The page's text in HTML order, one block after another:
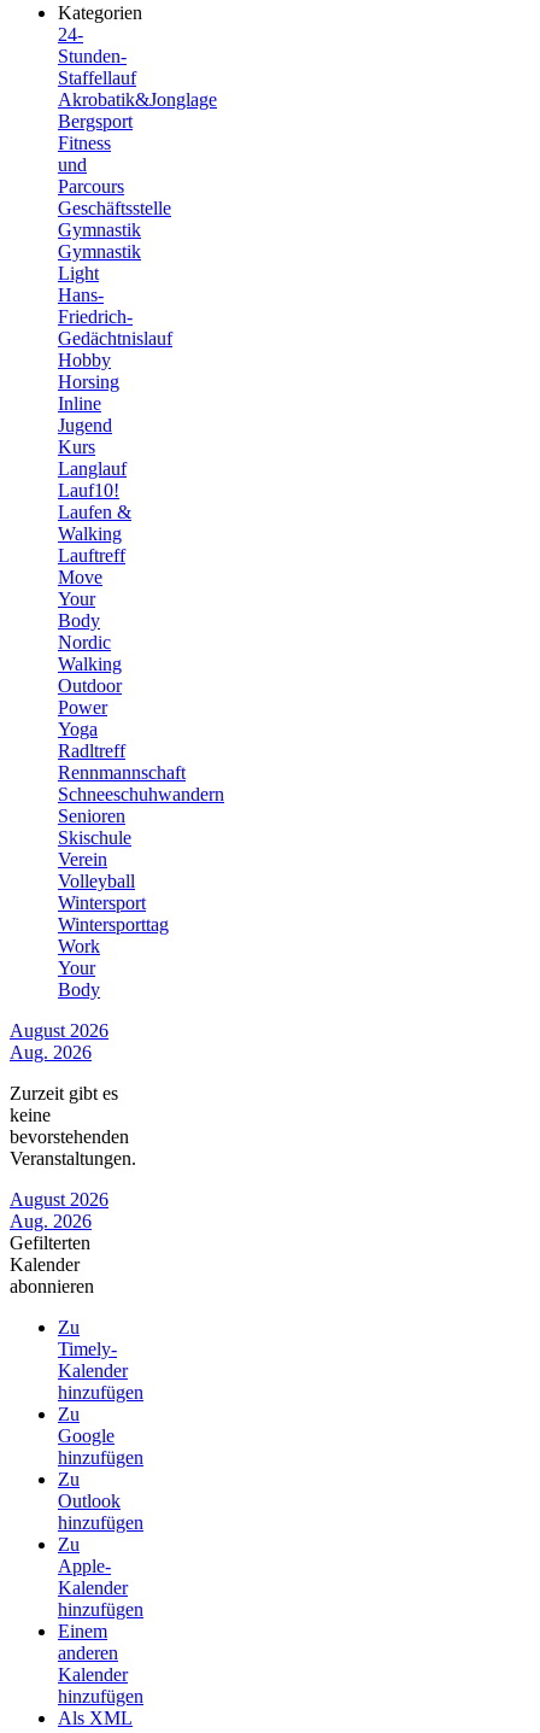
Kategorien
24-
Stunden-
Staffellauf
Akrobatik&Jonglage
Bergsport
Fitness
und
Parcours
Geschäftsstelle
Gymnastik
Gymnastik
Light
Hans-
Friedrich-
Gedächtnislauf
Hobby
Horsing
Inline
Jugend
Kurs
Langlauf
Lauf10!
Laufen &
Walking
Lauftreff
Move
Your
Body
Nordic
Walking
Outdoor
Power
Yoga
Radltreff
Rennmannschaft
Schneeschuhwandern
Senioren
Skischule
Verein
Volleyball
Wintersport
Wintersporttag
Work
Your
Body
August 2026
Aug. 2026
Zurzeit gibt es
keine
bevorstehenden
Veranstaltungen.
August 2026
Aug. 2026
Gefilterten
Kalender
abonnieren
Zu
Timely-
Kalender
hinzufügen
Zu
Google
hinzufügen
Zu
Outlook
hinzufügen
Zu
Apple-
Kalender
hinzufügen
Einem
anderen
Kalender
hinzufügen
Als XML